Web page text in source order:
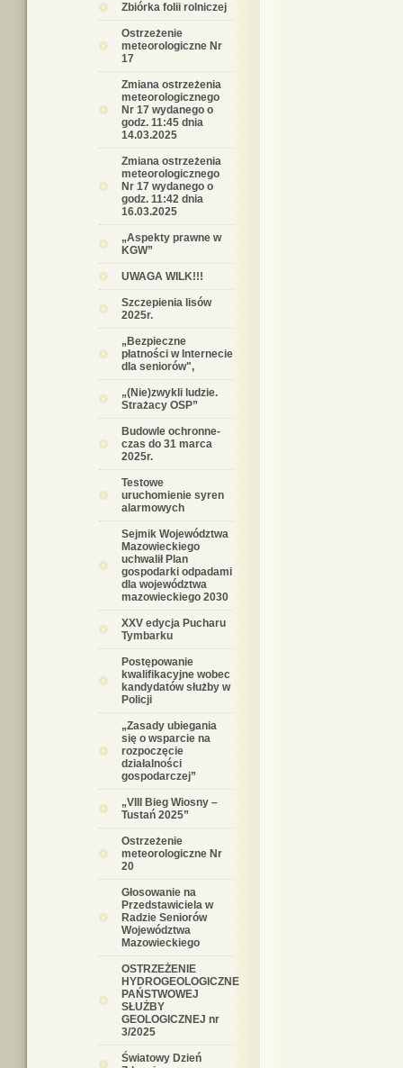
Zbiórka folii rolniczej
Ostrzeżenie
meteorologiczne Nr
17
Zmiana ostrzeżenia
meteorologicznego
Nr 17 wydanego o
godz. 11:45 dnia
14.03.2025
Zmiana ostrzeżenia
meteorologicznego
Nr 17 wydanego o
godz. 11:42 dnia
16.03.2025
„Aspekty prawne w
KGW”
UWAGA WILK!!!
Szczepienia lisów
2025r.
„Bezpieczne
płatności w Internecie
dla seniorów",
„(Nie)zwykli ludzie.
Strażacy OSP”
Budowle ochronne-
czas do 31 marca
2025r.
Testowe
uruchomienie syren
alarmowych
Sejmik Województwa
Mazowieckiego
uchwalił Plan
gospodarki odpadami
dla województwa
mazowieckiego 2030
XXV edycja Pucharu
Tymbarku
Postępowanie
kwalifikacyjne wobec
kandydatów służby w
Policji
„Zasady ubiegania
się o wsparcie na
rozpoczęcie
działalności
gospodarczej”
„VIII Bieg Wiosny –
Tustań 2025”
Ostrzeżenie
meteorologiczne Nr
20
Głosowanie na
Przedstawiciela w
Radzie Seniorów
Województwa
Mazowieckiego
OSTRZEŻENIE
HYDROGEOLOGICZNE
PAŃSTWOWEJ
SŁUŻBY
GEOLOGICZNEJ nr
3/2025
Światowy Dzień